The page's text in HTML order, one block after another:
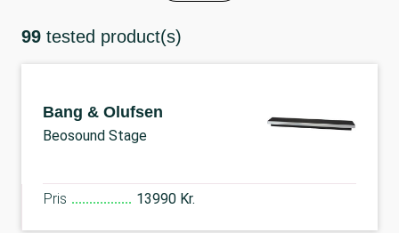
99 tested product(s)
Bang & Olufsen
Beosound Stage
Pris 13990 Kr.